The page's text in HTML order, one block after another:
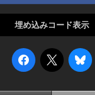
埋め込みコード表示